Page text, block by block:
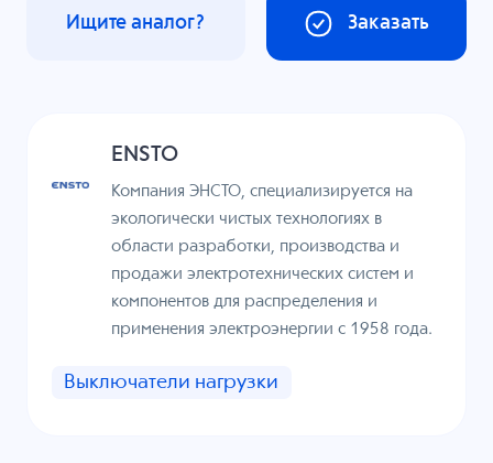
Заказать
Ищите аналог?
ENSTO
Компания ЭНСТО, специализируется на
экологически чистых технологиях в
области разработки, производства и
продажи электротехнических систем и
компонентов для распределения и
применения электроэнергии с 1958 года.
Выключатели нагрузки